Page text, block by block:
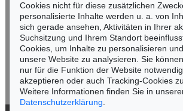
Jetzt zum Newsletter anmelden >
Cookies nicht für diese zusätzlichen
personalisierte Inhalte werden u. a. von
sich gerade ansehen, Aktivitäten in Ihrer
Suchsitzung und Ihrem Standort
Cookies, um Inhalte zu personalisieren
unsere Website zu analysieren. Sie
nur für die Funktion der Website
akzeptieren oder auch Tracking-Cookies
Weitere Informationen finden Sie in
Datenschutzerklärung